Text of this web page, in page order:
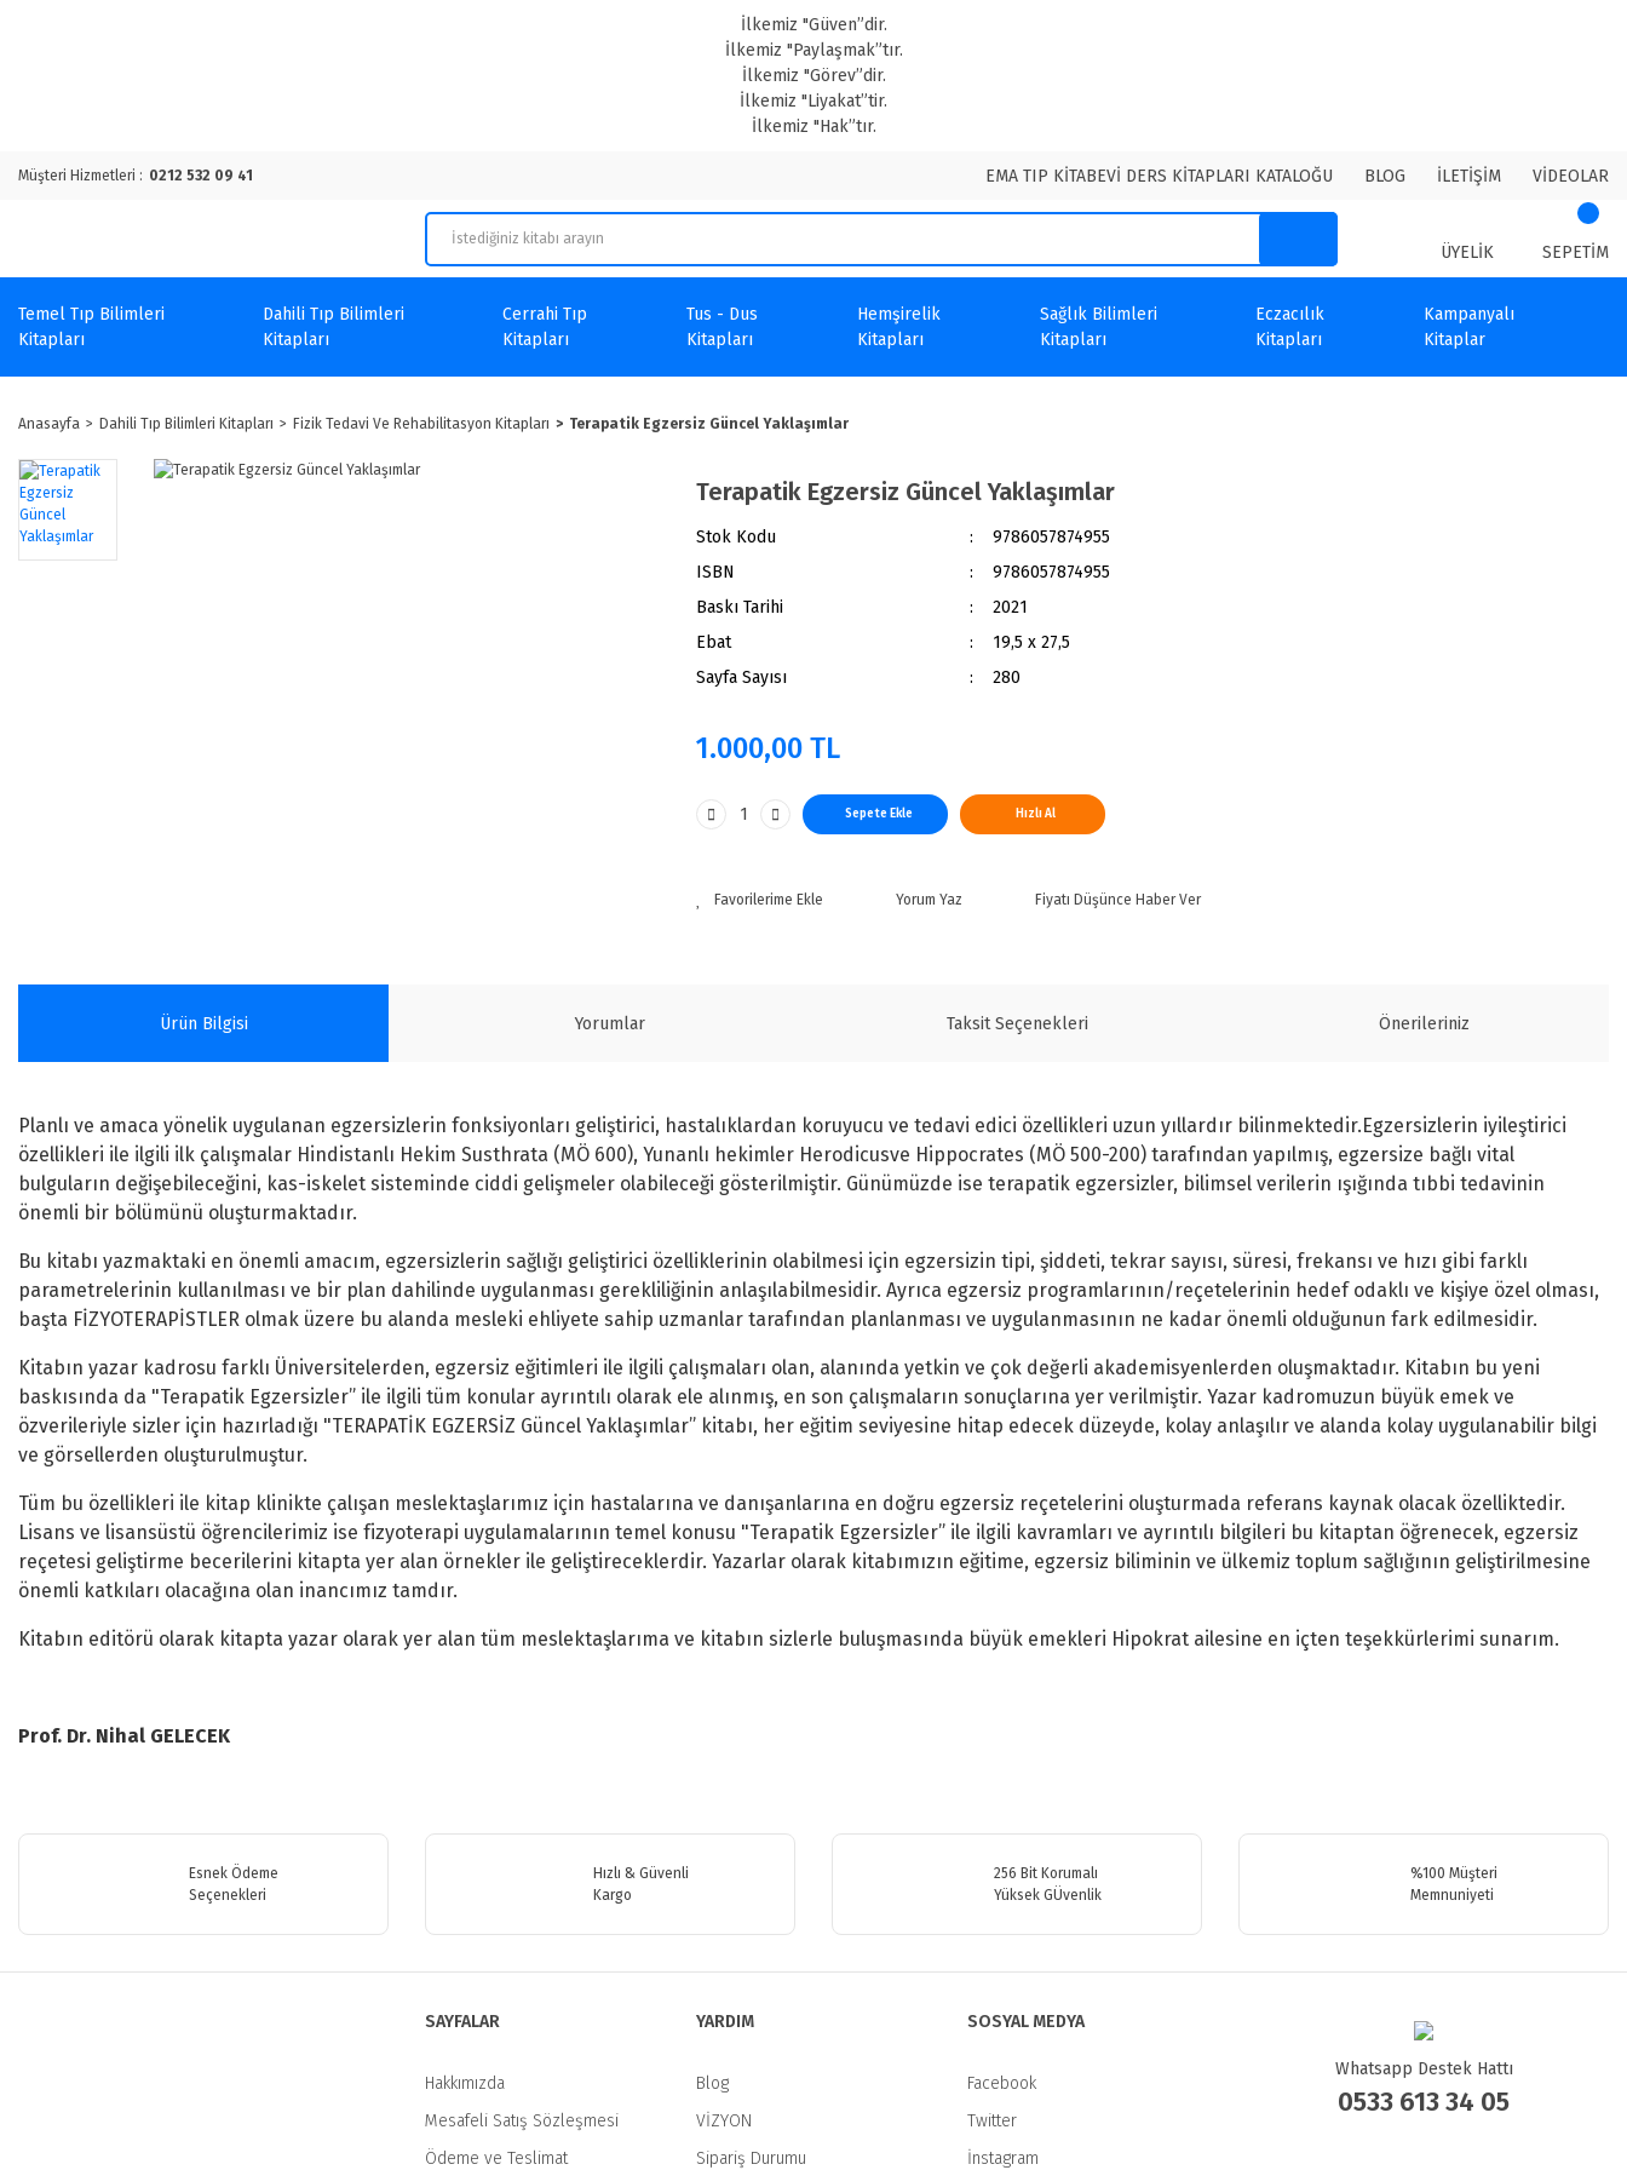
İlkemiz "Güven”dir.
İlkemiz "Paylaşmak”tır.
İlkemiz "Görev”dir.
İlkemiz "Liyakat”tir.
İlkemiz "Hak”tır.
Müşteri Hizmetleri : 0212 532 09 41 EMA TIP KİTABEVİ DERS KİTAPLARI KATALOĞU BLOG İLETİŞİM VİDEOLAR
ÜYELİK SEPETİM
Temel Tıp Bilimleri
Kitapları
Dahili Tıp Bilimleri
Kitapları
Cerrahi Tıp
Kitapları
Tus - Dus
Kitapları
Hemşirelik
Kitapları
Sağlık Bilimleri
Kitapları
Eczacılık
Kitapları
Kampanyalı
Kitaplar
Anasayfa Dahili Tıp Bilimleri Kitapları Fizik Tedavi Ve Rehabilitasyon Kitapları Terapatik Egzersiz Güncel Yaklaşımlar
Terapatik Egzersiz Güncel Yaklaşımlar
Stok Kodu
9786057874955
ISBN
9786057874955
Baskı Tarihi
2021
Ebat
19,5 x 27,5
Sayfa Sayısı
280
1.000,00 TL
Sepete Ekle Hızlı Al
Yorum Yaz Fiyatı Düşünce Haber Ver
Ürün Bilgisi Yorumlar Taksit Seçenekleri Önerileriniz
Planlı ve amaca yönelik uygulanan egzersizlerin fonksiyonları geliştirici, hastalıklardan koruyucu ve tedavi edici özellikleri uzun yıllardır bilinmektedir.Egzersizlerin iyileştirici
özellikleri ile ilgili ilk çalışmalar Hindistanlı Hekim Susthrata (MÖ 600), Yunanlı hekimler Herodicusve Hippocrates (MÖ 500-200) tarafından yapılmış, egzersize bağlı vital
bulguların değişebileceğini, kas-iskelet sisteminde ciddi gelişmeler olabileceği gösterilmiştir. Günümüzde ise terapatik egzersizler, bilimsel verilerin ışığında tıbbi tedavinin
önemli bir bölümünü oluşturmaktadır.
Bu kitabı yazmaktaki en önemli amacım, egzersizlerin sağlığı geliştirici özelliklerinin olabilmesi için egzersizin tipi, şiddeti, tekrar sayısı, süresi, frekansı ve hızı gibi farklı
parametrelerinin kullanılması ve bir plan dahilinde uygulanması gerekliliğinin anlaşılabilmesidir. Ayrıca egzersiz programlarının/reçetelerinin hedef odaklı ve kişiye özel olması,
başta FİZYOTERAPİSTLER olmak üzere bu alanda mesleki ehliyete sahip uzmanlar tarafından planlanması ve uygulanmasının ne kadar önemli olduğunun fark edilmesidir.
Kitabın yazar kadrosu farklı Üniversitelerden, egzersiz eğitimleri ile ilgili çalışmaları olan, alanında yetkin ve çok değerli akademisyenlerden oluşmaktadır. Kitabın bu yeni
baskısında da "Terapatik Egzersizler” ile ilgili tüm konular ayrıntılı olarak ele alınmış, en son çalışmaların sonuçlarına yer verilmiştir. Yazar kadromuzun büyük emek ve
özverileriyle sizler için hazırladığı "TERAPATİK EGZERSİZ Güncel Yaklaşımlar” kitabı, her eğitim seviyesine hitap edecek düzeyde, kolay anlaşılır ve alanda kolay uygulanabilir bilgi
ve görsellerden oluşturulmuştur.
Tüm bu özellikleri ile kitap klinikte çalışan meslektaşlarımız için hastalarına ve danışanlarına en doğru egzersiz reçetelerini oluşturmada referans kaynak olacak özelliktedir.
Lisans ve lisansüstü öğrencilerimiz ise fizyoterapi uygulamalarının temel konusu "Terapatik Egzersizler” ile ilgili kavramları ve ayrıntılı bilgileri bu kitaptan öğrenecek, egzersiz
reçetesi geliştirme becerilerini kitapta yer alan örnekler ile geliştireceklerdir. Yazarlar olarak kitabımızın eğitime, egzersiz biliminin ve ülkemiz toplum sağlığının geliştirilmesine
önemli katkıları olacağına olan inancımız tamdır.
Kitabın editörü olarak kitapta yazar olarak yer alan tüm meslektaşlarıma ve kitabın sizlerle buluşmasında büyük emekleri Hipokrat ailesine en içten teşekkürlerimi sunarım.
Prof. Dr. Nihal GELECEK
Bu ürüne ilk yorumu siz yapın!
Ürün resmi kalitesiz, bozuk veya görüntülenemiyor.
Esnek Ödeme
Seçenekleri
Hızlı & Güvenli
Kargo
256 Bit Korumalı
Yüksek GÜvenlik
%100 Müşteri
Memnuniyeti
SAYFALAR
Hakkımızda
Mesafeli Satış Sözleşmesi
Ödeme ve Teslimat
YARDIM
Blog
VİZYON
Sipariş Durumu
SOSYAL MEDYA
Facebook
Twitter
İnstagram
Whatsapp Destek Hattı
0533 613 34 05